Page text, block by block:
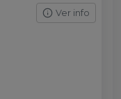
Ver info